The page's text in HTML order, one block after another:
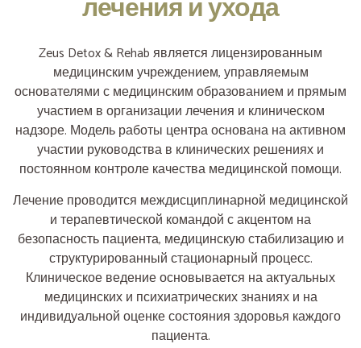
лечения и ухода
Zeus Detox & Rehab является лицензированным
медицинским учреждением, управляемым
основателями с медицинским образованием и прямым
участием в организации лечения и клиническом
надзоре. Модель работы центра основана на активном
участии руководства в клинических решениях и
постоянном контроле качества медицинской помощи.
Лечение проводится междисциплинарной медицинской
и терапевтической командой с акцентом на
безопасность пациента, медицинскую стабилизацию и
структурированный стационарный процесс.
Клиническое ведение основывается на актуальных
медицинских и психиатрических знаниях и на
индивидуальной оценке состояния здоровья каждого
пациента.